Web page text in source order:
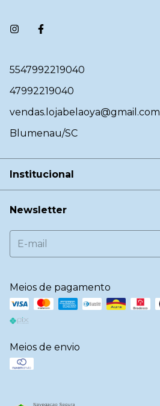
5547992219040
47992219040
vendas.lojabelaoya@gmail.com
Blumenau/SC
Institucional
Newsletter
Meios de pagamento
Meios de envio